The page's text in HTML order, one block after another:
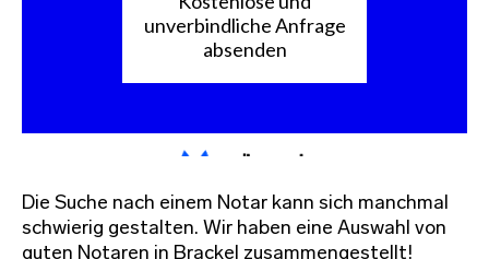
Die Suche nach einem Notar kann sich manchmal
schwierig gestalten. Wir haben eine Auswahl von
guten Notaren in Brackel zusammengestellt!